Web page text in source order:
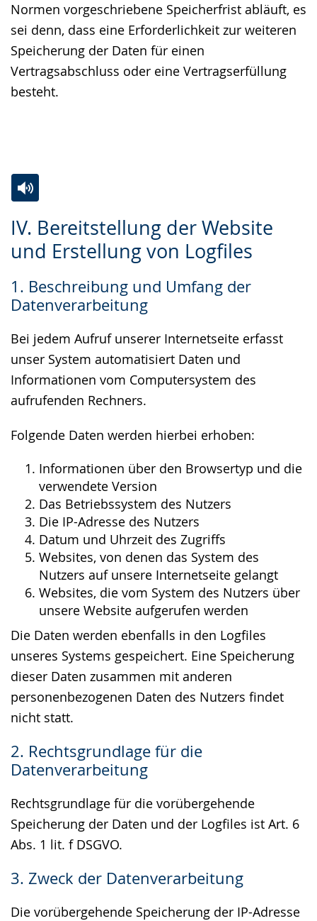
Normen vorgeschriebene Speicherfrist abläuft, es
sei denn, dass eine Erforderlichkeit zur weiteren
Speicherung der Daten für einen
Vertragsabschluss oder eine Vertragserfüllung
besteht.
IV. Bereitstellung der Website
und Erstellung von Logfiles
1. Beschreibung und Umfang der
Datenverarbeitung
Bei jedem Aufruf unserer Internetseite erfasst
unser System automatisiert Daten und
Informationen vom Computersystem des
aufrufenden Rechners.
Folgende Daten werden hierbei erhoben:
Informationen über den Browsertyp und die
verwendete Version
Das Betriebssystem des Nutzers
Die IP-Adresse des Nutzers
Datum und Uhrzeit des Zugriffs
Websites, von denen das System des
Nutzers auf unsere Internetseite gelangt
Websites, die vom System des Nutzers über
unsere Website aufgerufen werden
Die Daten werden ebenfalls in den Logfiles
unseres Systems gespeichert. Eine Speicherung
dieser Daten zusammen mit anderen
personenbezogenen Daten des Nutzers findet
nicht statt.
2. Rechtsgrundlage für die
Datenverarbeitung
Rechtsgrundlage für die vorübergehende
Speicherung der Daten und der Logfiles ist Art. 6
Abs. 1 lit. f DSGVO.
3. Zweck der Datenverarbeitung
Die vorübergehende Speicherung der IP-Adresse
Leichten
Sprache
Audio-
Unterstützung.
Video
in
Gebärdensprache
wird
angezeigt.